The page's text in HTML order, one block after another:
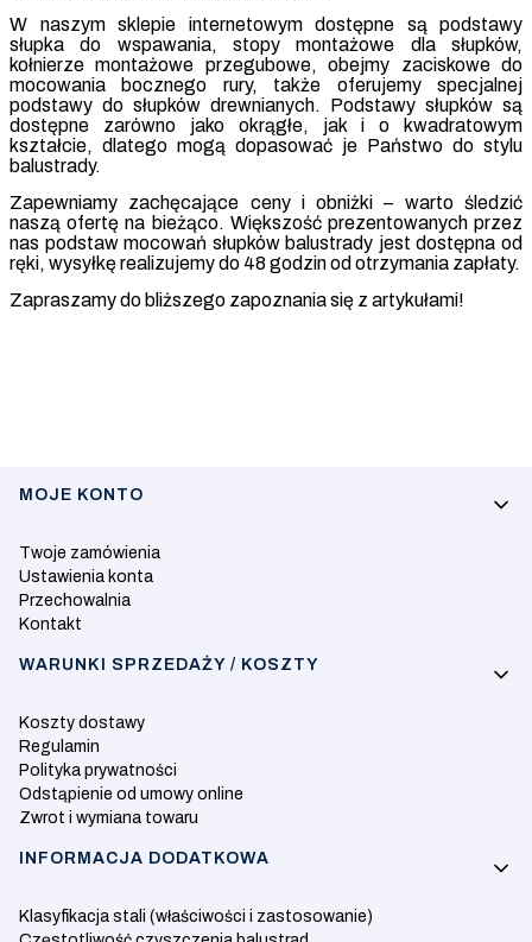
W naszym sklepie internetowym dostępne są podstawy
słupka do wspawania, stopy montażowe dla słupków,
kołnierze montażowe przegubowe, obejmy zaciskowe do
mocowania bocznego rury, także oferujemy specjalnej
podstawy do słupków drewnianych. Podstawy słupków są
dostępne zarówno jako okrągłe, jak i o kwadratowym
kształcie, dlatego mogą dopasować je Państwo do stylu
balustrady.
Zapewniamy zachęcające ceny i obniżki – warto śledzić
naszą ofertę na bieżąco. Większość prezentowanych przez
nas podstaw mocowań słupków balustrady jest dostępna od
ręki, wysyłkę realizujemy do 48 godzin od otrzymania zapłaty.
Zapraszamy do bliższego zapoznania się z artykułami!
Linki w stopce
MOJE KONTO
Twoje zamówienia
Ustawienia konta
Przechowalnia
Kontakt
WARUNKI SPRZEDAŻY / KOSZTY
Koszty dostawy
Regulamin
Polityka prywatności
Odstąpienie od umowy online
Zwrot i wymiana towaru
INFORMACJA DODATKOWA
Klasyfikacja stali (właściwości i zastosowanie)